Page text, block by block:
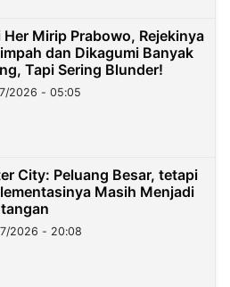
Her Mirip Prabowo, Rejekinya
dan Dikagumi Banyak
Tapi Sering Blunder!
2026 - 05:05
City: Peluang Besar, tetapi
Masih Menjadi
2026 - 20:08